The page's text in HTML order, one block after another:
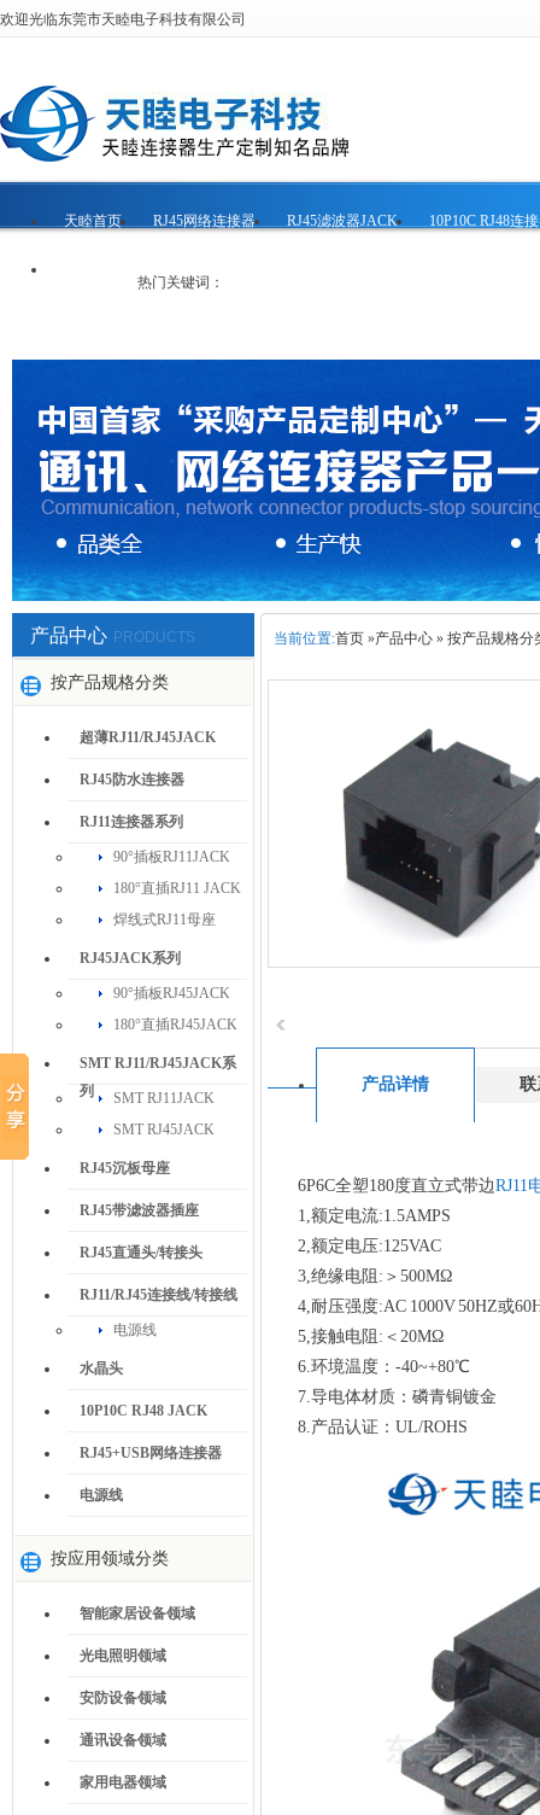
欢迎光临东莞市天睦电子科技有限公司
天睦首页 RJ45网络连接器 RJ45滤波器JACK 10P10C RJ48连
热门关键词：
产品中心 PRODUCTS
按产品规格分类
超薄RJ11/RJ45JACK
RJ45防水连接器
RJ11连接器系列
90°插板RJ11JACK
180°直插RJ11 JACK
焊线式RJ11母座
RJ45JACK系列
90°插板RJ45JACK
180°直插RJ45JACK
SMT RJ11/RJ45JACK系
列
SMT RJ11JACK
SMT RJ45JACK
RJ45沉板母座
RJ45带滤波器插座
RJ45直通头/转接头
RJ11/RJ45连接线/转接线
电源线
水晶头
10P10C RJ48 JACK
RJ45+USB网络连接器
电源线
按应用领域分类
智能家居设备领域
光电照明领域
安防设备领域
通讯设备领域
家用电器领域
当前位置:首页 »产品中心 » 按产品规格分
产品详情 联
6P6C全塑180度直立式带边RJ11
1,额定电流:1.5AMPS
2,额定电压:125VAC
3,绝缘电阻:＞500MΩ
4,耐压强度:AC 1000V 50HZ或
5,接触电阻:＜20MΩ
6.环境温度：-40~+80℃
7.导电体材质：磷青铜镀金
8.产品认证：UL/ROHS